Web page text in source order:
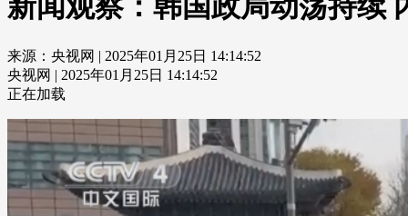
新闻 国内 国际 评论
小央视频 小央直播 直播中国 熊
现场 前线 比划 快看 蓝海中国 新
体育 直播 2026年世界杯 2026年
新闻观察：韩国政局动荡持续
来源：央视网 | 2025年01月25日 14:14:52
央视网 | 2025年01月25日 14:14:52
正在加载